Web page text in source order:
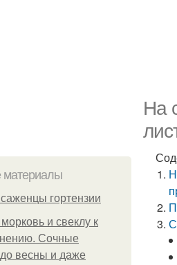
На
гортензии
морковь и свеклу к
Сочные
весны и даже